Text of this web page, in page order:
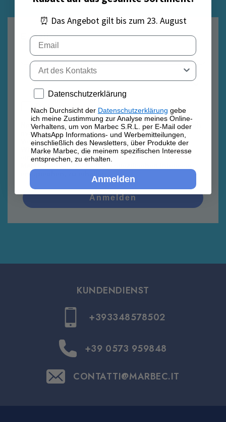
E-Mail
Datenschutzrichtlinie
Nach Durchsicht der Datenschutzerklärunggebe ich
meine Zustimmung zur Analyse meines Online-
Verhaltens, um von Marbec S.R.L. per E-Mail oder
WhatsApp Informations- und Werbemitteilungen,
einschließlich des Newsletters, über Produkte der
Marke Marbec, die meinem spezifischen Interesse
entsprechen, zu erhalten.
Anmelden
KUNDENDIENST
+393348578502
+39 0573 959848
CONTATTI@MARBEC.IT
⏰ Das Angebot gilt bis zum 23. August
Email
Tipo di contatto
Privacy policy
Datenschutzerklärung
Nach Durchsicht der Datenschutzerklärung gebe
ich meine Zustimmung zur Analyse meines Online-
Verhaltens, um von Marbec S.R.L. per E-Mail oder
WhatsApp Informations- und Werbemitteilungen,
einschließlich des Newsletters, über Produkte der
Marke Marbec, die meinem spezifischen Interesse
entsprechen, zu erhalten.
Anmelden